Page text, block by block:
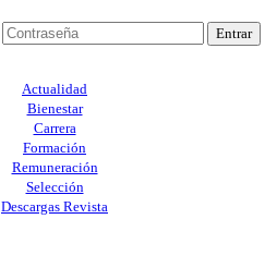
Entrar
Actualidad
Bienestar
Carrera
Formación
Remuneración
Selección
Descargas Revista